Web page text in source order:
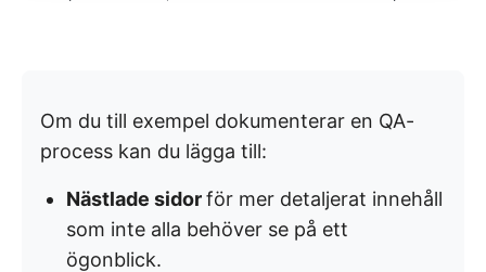
Om du till exempel dokumenterar en QA-
process kan du lägga till:
Nästlade sidorför mer detaljerat innehåll
som inte alla behöver se på ett
ögonblick.